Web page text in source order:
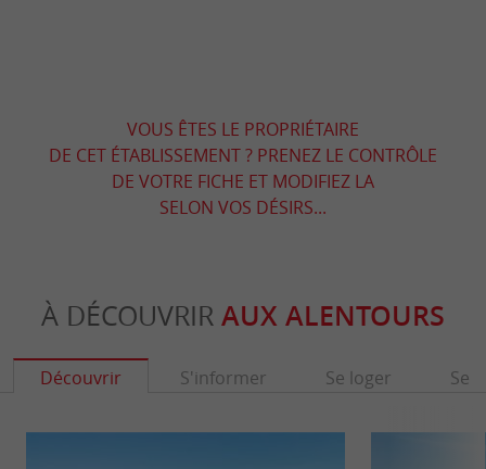
VOUS ÊTES LE PROPRIÉTAIRE
DE CET ÉTABLISSEMENT ? PRENEZ LE CONTRÔLE
DE VOTRE FICHE ET MODIFIEZ LA
SELON VOS DÉSIRS...
À DÉCOUVRIR AUX ALENTOURS
Découvrir S'informer Se loger Se